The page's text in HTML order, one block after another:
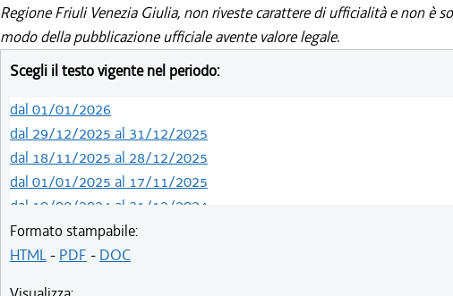
Regione Friuli Venezia Giulia, non riveste carattere di ufficialità e non è
modo della pubblicazione ufficiale avente valore legale.
Scegli il testo vigente nel periodo:
dal 01/01/2026
dal 29/12/2025 al 31/12/2025
dal 18/11/2025 al 28/12/2025
dal 01/01/2025 al 17/11/2025
dal 10/08/2024 al 31/12/2024
dal 14/05/2024 al 09/08/2024
dal 01/01/2024 al 13/05/2024
Formato stampabile:
HTML- PDF - DOC